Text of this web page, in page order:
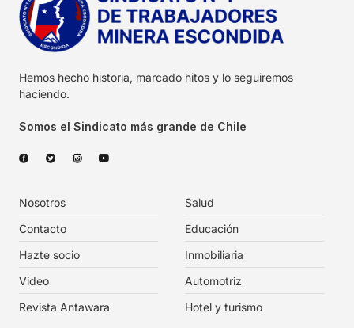
Hemos hecho historia, marcado hitos y lo seguiremos
haciendo.
Somos el Sindicato más grande de Chile
Nosotros
Contacto
Hazte socio
Video
Revista Antawara
Salud
Educación
Inmobiliaria
Automotriz
Hotel y turismo